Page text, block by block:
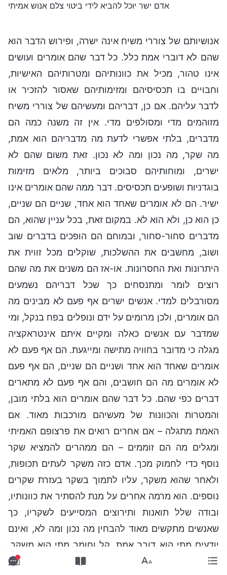
אדם ישר יוכל להביא לידי ביטוי צלם אנוש אמיתי
אנושיותם של צוררי משיח אינה ישרה, ופירוש הדבר הוא
שהם לא דוברי אמת כלל. כל דבר שהם אומרים ועושים
אינו טהור, מכיל את כוונותיהם ומטרותיהם האישיות,
וחבויים בו תכסיסיהם ומזימותיהם שאסור להזכיר או
לדבר עליהם. אם כן, דבריהם ומעשיהם של צוררי משיח
מזוהמים מדי ומסולפים מדי. אין זה משנה כמה הם
מדברים, בלתי אפשרי לדעת מה מדבריהם הוא אמת,
מה שקר, מה נכון ומה לא נכון. זאת משום שהם לא
ישרים, ומוחותיהם סבוכים ביותר, מלאים מזימות
בוגדניות ושופעים תכסיסים. דבר ממה שהם אומרים אינו
ישיר. הם לא אומרים שאחד הוא אחד, שניים הם שניים,
כן הוא כן, ולא הוא לא. במקום זאת, בכל עניין שהוא, הם
מדברים סחור-סחור, ובמוחם הם הופכים בדברים שוב
ושוב, מחשבים את ההשלכות, שוקלים מכל זווית את
היתרונות ואת החסרונות. או-אז הם משנים את מה שהם
רוצים לומר ומתנסחים כך שכל דבריהם נשמעים
מסורבלים למדי. אנשים ישרים אף פעם לא מבינים מה
הם אומרים, ולכן מרומים על ידם ונופלים בפח בנקל, ומי
שמדבר עם אנשים כאלה ומקיים איתם אינטראקציה
מגלה כי מדובר בחוויה מתישה ומייגעת. הם אף פעם לא
אומרים שאחד הוא אחד ושניים הם שניים, הם אף פעם
לא אומרים מה הם חושבים, והם אף פעם לא מתארים
דברים כפי שהם. כל דבר שהם אומרים הוא בלתי מובן,
והמטרות והכוונות של מעשיהם מורכבות מאוד. אם
האמת מתגלה – אם אחרים רואים את פרצופם האמיתי
ומגלים מה הם זוממים – הם ממהרים להמציא שקר
נוסף כדי לחמוק מכך. אדם כזה משקר לעתים תכופות,
ולאחר שהוא משקר, עליו לתמוך בשקר בעזרת שקרים
נוספים. הוא מרמה אחרים על מנת להסתיר את כוונותיו,
ובודה שלל תואנות ותירוצים המסייעים לשקריו, כך
שאנשים מתקשים מאוד להבחין מה נכון ומה לא, ואינם
יודעים מתי הוא דובר אמת, קל וחומר מתי הוא משקר.
כשהוא משקר, הוא לא מסמיק או מניד עפעף, ממש